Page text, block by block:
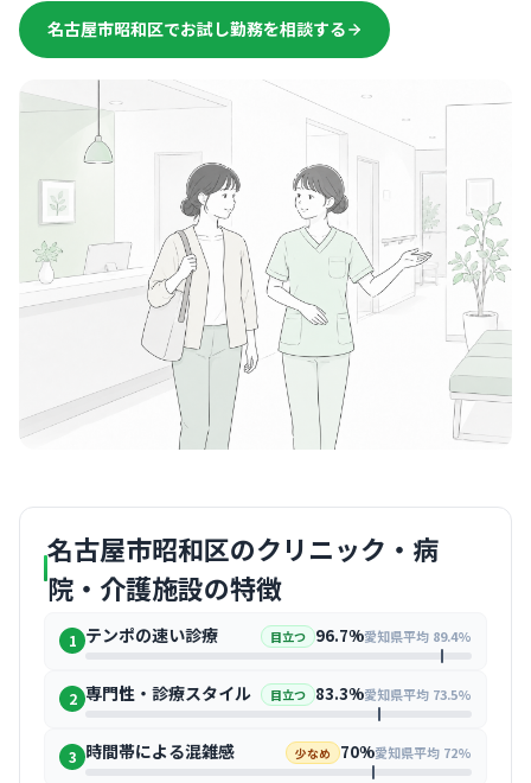
名古屋市昭和区でお試し勤務を相談する
名古屋市昭和区のクリニック・病
院・介護施設の特徴
1 テンポの速い診療 目立つ 96.7%愛知県平均 89.4%
2 専門性・診療スタイル 目立つ 83.3%愛知県平均 73.5%
3 時間帯による混雑感 少なめ 70%愛知県平均 72%